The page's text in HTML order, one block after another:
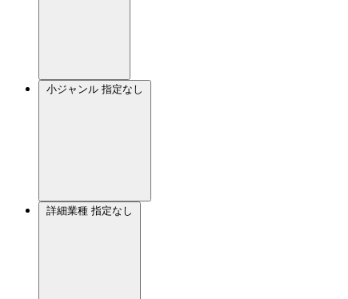
小ジャンル 指定なし
詳細業種 指定なし